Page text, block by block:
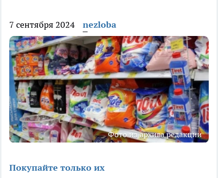
7 сентября 2024 nezloba
Фото из архива редакции
Покупайте только их